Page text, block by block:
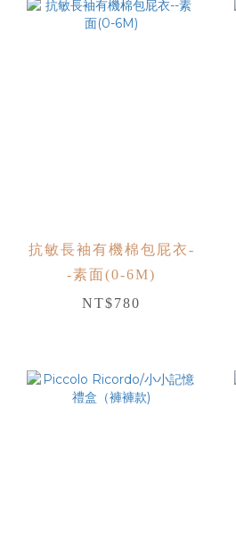
抗敏長袖有機棉包屁衣-
-素面(0-6M)
NT$780